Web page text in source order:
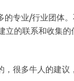
的专业/行业团体
立的联系和收集
很多牛人的建议